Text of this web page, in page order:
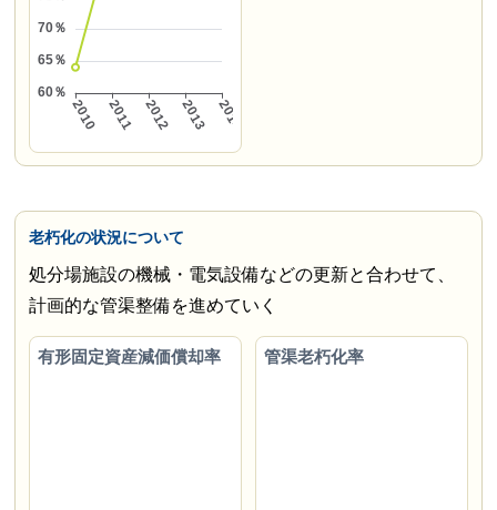
老朽化の状況について
処分場施設の機械・電気設備などの更新と合わせて、
計画的な管渠整備を進めていく
有形固定資産減価償却率 管渠老朽化率